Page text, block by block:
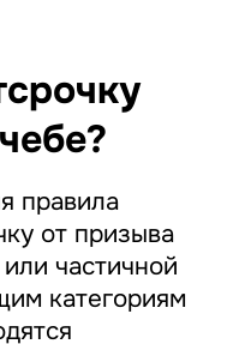
правила
от призыва
частичной
категориям